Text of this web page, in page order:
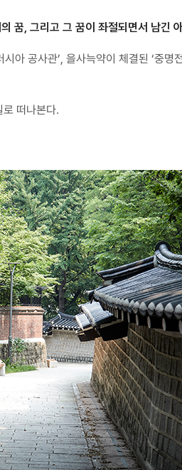
꿈, 그리고 그 꿈이 좌절되면서 남긴
아 공사관’, 을사늑약이 체결된 ‘중명
떠나본다.